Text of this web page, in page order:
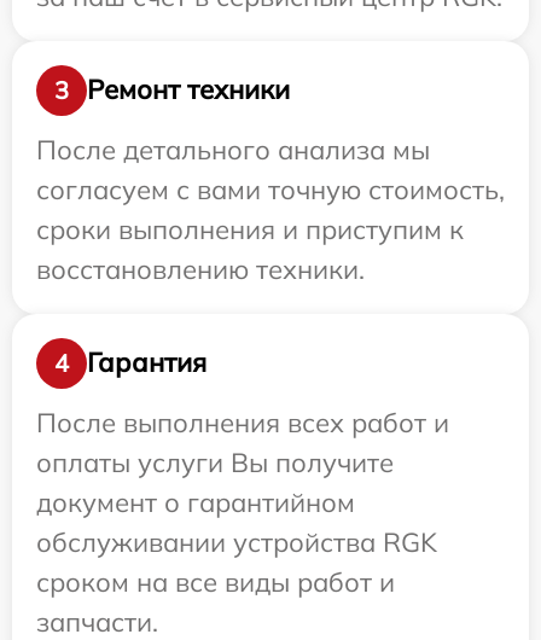
3
Ремонт техники
После детального анализа мы
согласуем с вами точную стоимость,
сроки выполнения и приступим к
восстановлению техники.
4
Гарантия
После выполнения всех работ и
оплаты услуги Вы получите
документ о гарантийном
обслуживании устройства RGK
сроком на все виды работ и
запчасти.